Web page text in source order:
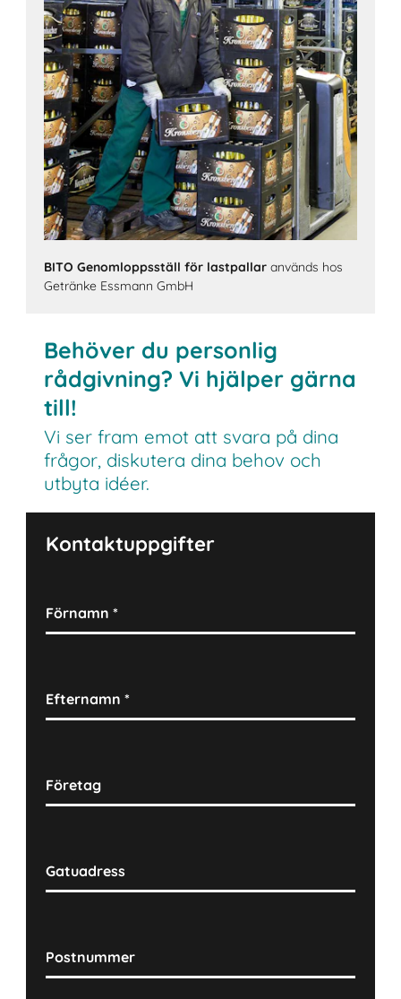
BITO Genomloppsställ för lastpallar används hos
Getränke Essmann GmbH
Behöver du personlig
rådgivning? Vi hjälper gärna
till!
Vi ser fram emot att svara på dina
frågor, diskutera dina behov och
utbyta idéer.
Kontaktuppgifter
Förnamn*
Efternamn*
Företag
Gatuadress
Postnummer